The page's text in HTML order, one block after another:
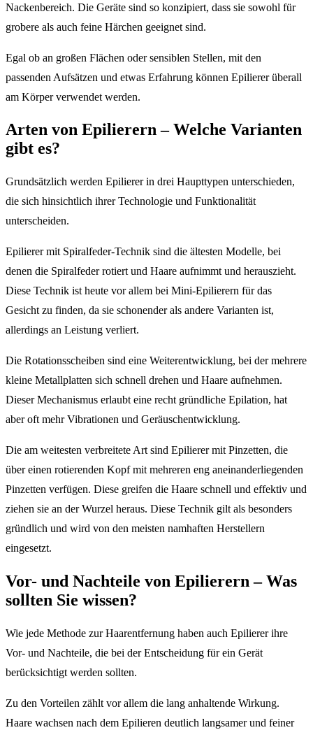
Nackenbereich. Die Geräte sind so konzipiert, dass sie sowohl für
grobere als auch feine Härchen geeignet sind.
Egal ob an großen Flächen oder sensiblen Stellen, mit den
passenden Aufsätzen und etwas Erfahrung können Epilierer überall
am Körper verwendet werden.
Arten von Epilierern – Welche Varianten
gibt es?
Grundsätzlich werden Epilierer in drei Haupttypen unterschieden,
die sich hinsichtlich ihrer Technologie und Funktionalität
unterscheiden.
Epilierer mit Spiralfeder-Technik sind die ältesten Modelle, bei
denen die Spiralfeder rotiert und Haare aufnimmt und herauszieht.
Diese Technik ist heute vor allem bei Mini-Epilierern für das
Gesicht zu finden, da sie schonender als andere Varianten ist,
allerdings an Leistung verliert.
Die Rotationsscheiben sind eine Weiterentwicklung, bei der mehrere
kleine Metallplatten sich schnell drehen und Haare aufnehmen.
Dieser Mechanismus erlaubt eine recht gründliche Epilation, hat
aber oft mehr Vibrationen und Geräuschentwicklung.
Die am weitesten verbreitete Art sind Epilierer mit Pinzetten, die
über einen rotierenden Kopf mit mehreren eng aneinanderliegenden
Pinzetten verfügen. Diese greifen die Haare schnell und effektiv und
ziehen sie an der Wurzel heraus. Diese Technik gilt als besonders
gründlich und wird von den meisten namhaften Herstellern
eingesetzt.
Vor- und Nachteile von Epilierern – Was
sollten Sie wissen?
Wie jede Methode zur Haarentfernung haben auch Epilierer ihre
Vor- und Nachteile, die bei der Entscheidung für ein Gerät
berücksichtigt werden sollten.
Zu den Vorteilen zählt vor allem die lang anhaltende Wirkung.
Haare wachsen nach dem Epilieren deutlich langsamer und feiner